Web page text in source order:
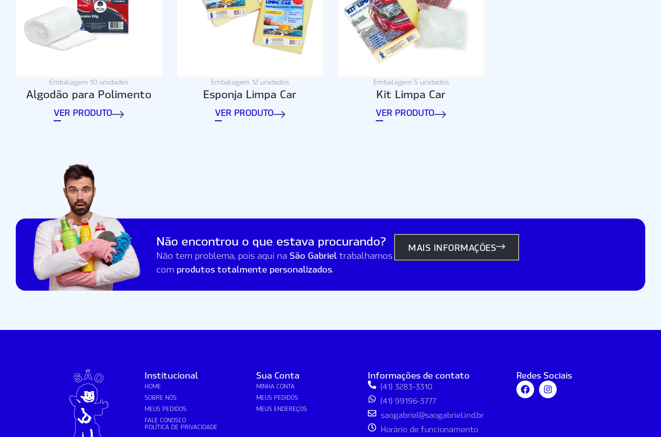
Embalagem 10 unidades
Algodão para Polimento
VER PRODUTO
Embalagem 12 unidades
Esponja Limpa Car
VER PRODUTO
Embalagem 5 unidades
Kit Limpa Car
VER PRODUTO
Não encontrou o que estava procurando?
Não tem problema, pois aqui na São Gabriel trabalhamos
com produtos totalmente personalizados.
MAIS INFORMAÇÕES
Institucional
HOME
SOBRE NÓS
MEUS PEDIDOS
FALE CONOSCO
POLÍTICA DE PRIVACIDADE
Sua Conta
MINHA CONTA
MEUS PEDIDOS
MEUS ENDEREÇOS
Informações de contato
(41) 3283-3310
(41) 99196-3777
saogabriel@saogabriel.ind.br
Horário de funcionamento
Redes Sociais